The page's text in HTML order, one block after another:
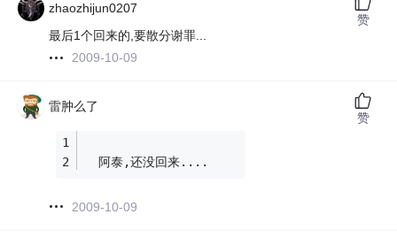
zhaozhijun0207
最后1个回来的,要散分谢罪...
2009-10-09
赞
雷肿么了
  阿泰,还没回来....
2009-10-09
赞